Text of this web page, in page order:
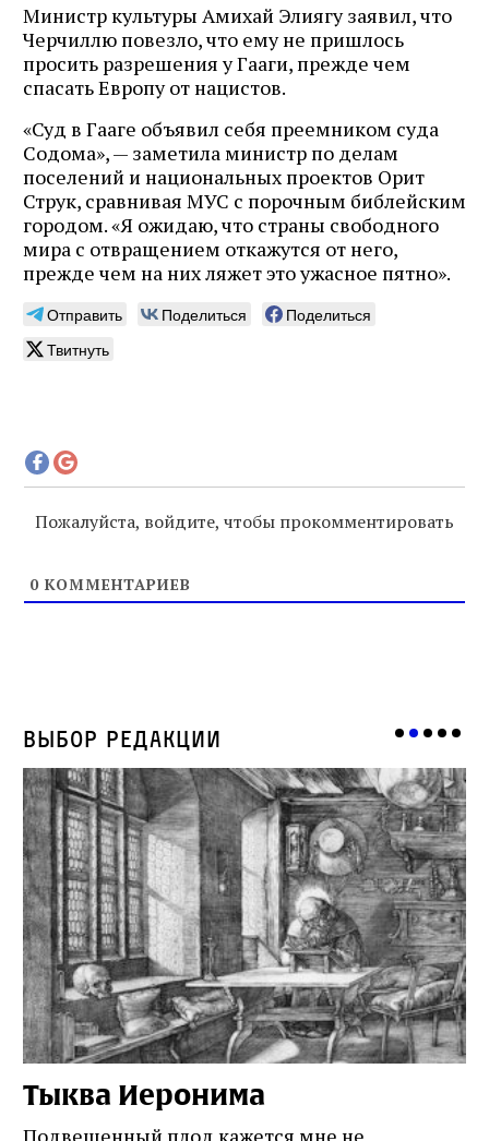
Министр культуры Амихай Элиягу заявил, что
Черчиллю повезло, что ему не пришлось
просить разрешения у Гааги, прежде чем
спасать Европу от нацистов.
«Суд в Гааге объявил себя преемником суда
Содома», — заметила министр по делам
поселений и национальных проектов Орит
Струк, сравнивая МУС с порочным библейским
городом. «Я ожидаю, что страны свободного
мира с отвращением откажутся от него,
прежде чем на них ляжет это ужасное пятно».
Отправить Поделиться
Поделиться
Твитнуть
Пожалуйста, войдите, чтобы прокомментировать
0 КОММЕНТАРИЕВ
Выбор редакции
Тыква Иеронима
Подвешенный плод кажется мне не